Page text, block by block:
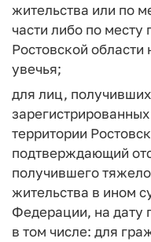
жительства или по
части либо по
Ростовской
увечья;
для лиц,
территории
подтверждающий
получившего
жительства в ином
Федерации, на дату
в том числе: для